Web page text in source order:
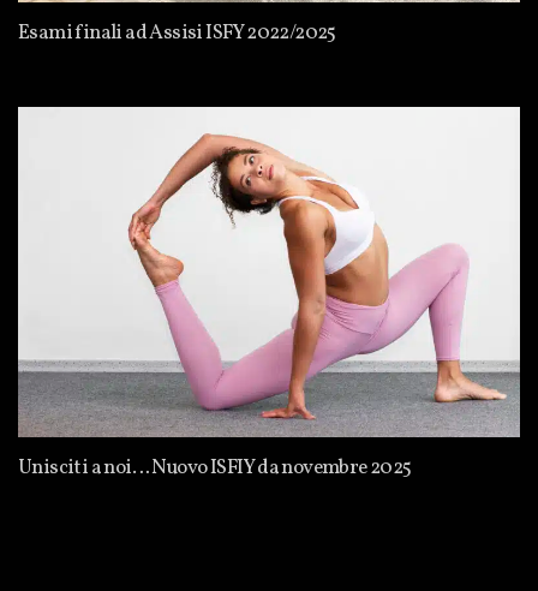
Esami finali ad Assisi ISFY 2022/2025
Unisciti a noi… Nuovo ISFIY da novembre 2025